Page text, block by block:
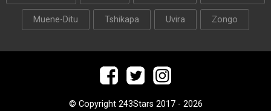
Muene-Ditu Tshikapa Uvira Zongo
© Copyright 243Stars 2017 - 2026